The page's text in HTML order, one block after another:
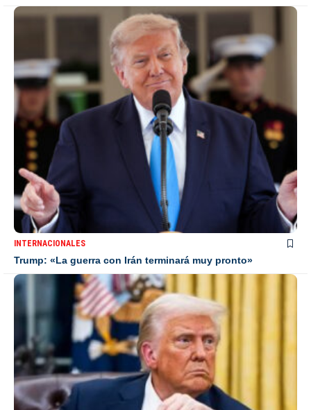
INTERNACIONALES
Trump: «La guerra con Irán terminará muy pronto»